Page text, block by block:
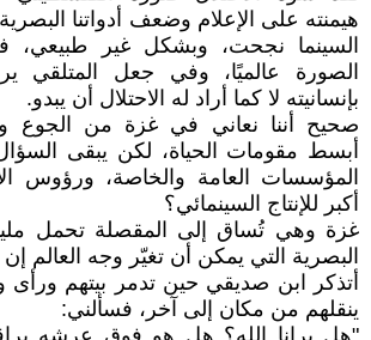
هيمنته على الإعلام وضعف أدواتنا
السينما نجحت، وبشكل غير طبيعي،
الصورة عالميًا، وفي جعل المتلقي
بإنسانيته لا كما أراد له الاحتلال أن يبدو.
صحيح أننا نعاني في غزة من الجوع
أبسط مقومات الحياة، لكن يبقى
المؤسسات العامة والخاصة، ورؤوس
أكبر للإنتاج السينمائي؟
غزة وهي تُساق إلى المقصلة تحمل
البصرية التي يمكن أن تغيّر وجه العالم
أتذكر ابن صديقي حين تدمر بيتهم ورأى
ينقلهم من مكان إلى آخر، فسألني: